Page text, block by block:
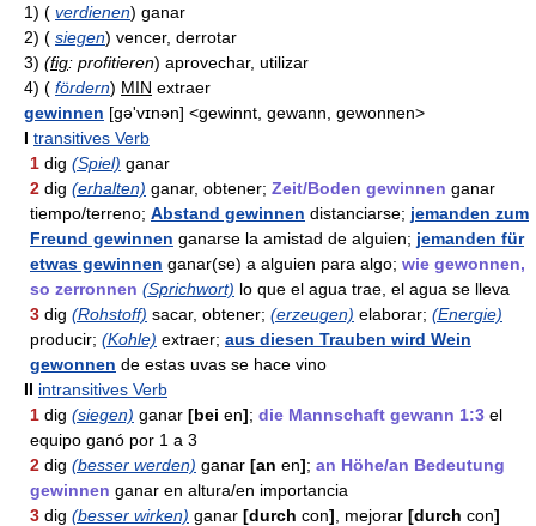
1) ( verdienen) ganar
2) ( siegen) vencer, derrotar
3) (fig: profitieren) aprovechar, utilizar
4) ( fördern) MIN extraer
gewinnen [gə'vɪnən] <gewinnt, gewann, gewonnen>
I transitives Verb
1 dig (Spiel) ganar
2 dig (erhalten) ganar, obtener; Zeit/Boden gewinnen ganar
tiempo/terreno; Abstand gewinnen distanciarse; jemanden zum
Freund gewinnen ganarse la amistad de alguien; jemanden für
etwas gewinnen ganar(se) a alguien para algo; wie gewonnen,
so zerronnen (Sprichwort) lo que el agua trae, el agua se lleva
3 dig (Rohstoff) sacar, obtener; (erzeugen) elaborar; (Energie)
producir; (Kohle) extraer; aus diesen Trauben wird Wein
gewonnen de estas uvas se hace vino
II intransitives Verb
1 dig (siegen) ganar [bei en]; die Mannschaft gewann 1:3 el
equipo ganó por 1 a 3
2 dig (besser werden) ganar [an en]; an Höhe/an Bedeutung
gewinnen ganar en altura/en importancia
3 dig (besser wirken) ganar [durch con] , mejorar [durch con]